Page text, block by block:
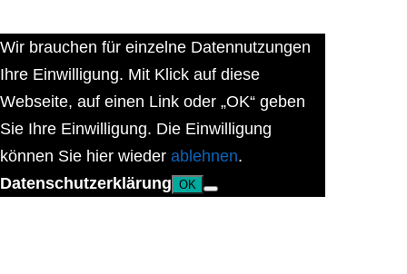
Wir brauchen für einzelne Datennutzungen
Ihre Einwilligung. Mit Klick auf diese
Webseite, auf einen Link oder „OK“ geben
Sie Ihre Einwilligung. Die Einwilligung
können Sie hier wieder ablehnen.
Datenschutzerklärung OK